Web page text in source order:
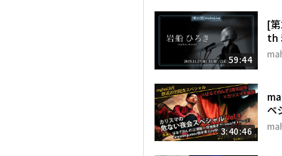
59:44
[
th
3:40:46
ペ
周